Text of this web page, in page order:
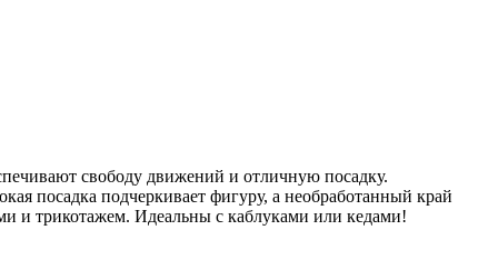
свободу движений и отличную посадку.
посадка подчеркивает фигуру, а необработанный край
и трикотажем. Идеальны с каблуками или кедами!